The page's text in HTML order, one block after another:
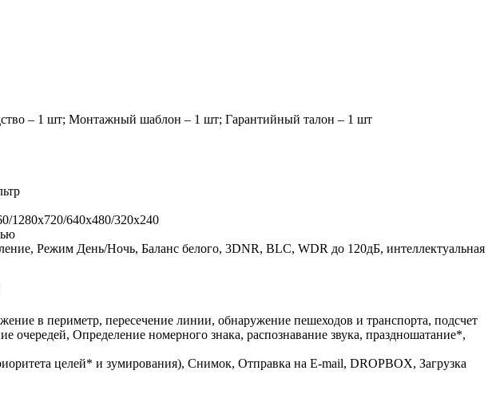
– 1 шт; Монтажный шаблон – 1 шт; Гарантийный талон – 1 шт
1280x720/640x480/320x240
Режим День/Ночь, Баланс белого, 3DNR, BLC, WDR до 120дБ, интеллектуальная
в периметр, пересечение линии, обнаружение пешеходов и транспорта, подсчет
Определение номерного знака, распознавание звука, праздношатание*,
целей* и зумирования), Снимок, Отправка на E-mail, DROPBOX, Загрузка